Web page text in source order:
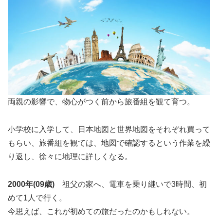
両親の影響で、物心がつく前から旅番組を観て育つ。
小学校に入学して、日本地図と世界地図をそれぞれ買って
もらい、旅番組を観ては、地図で確認するという作業を繰
り返し、徐々に地理に詳しくなる。
2000年(09歳) 祖父の家へ、電車を乗り継いで3時間、初
めて1人で行く。
今思えば、これが初めての旅だったのかもしれない。